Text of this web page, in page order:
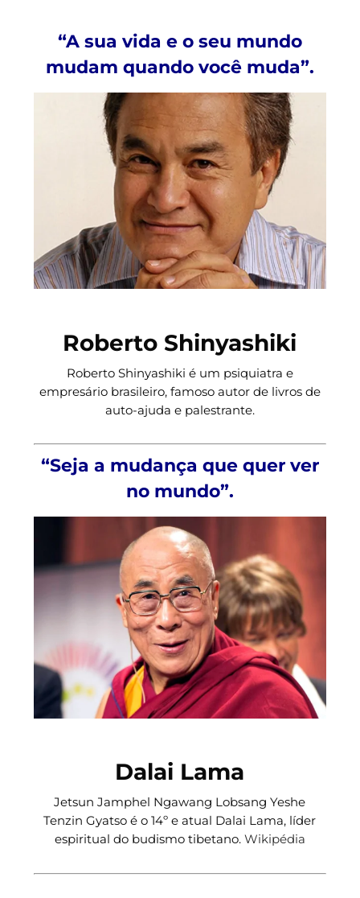
“A sua vida e o seu mundo
mudam quando você muda”.
Roberto Shinyashiki
Roberto Shinyashiki é um psiquiatra e
empresário brasileiro, famoso autor de livros de
auto-ajuda e palestrante.
“Seja a mudança que quer ver
no mundo”.
Dalai Lama
Jetsun Jamphel Ngawang Lobsang Yeshe
Tenzin Gyatso é o 14º e atual Dalai Lama, líder
espiritual do budismo tibetano. Wikipédia